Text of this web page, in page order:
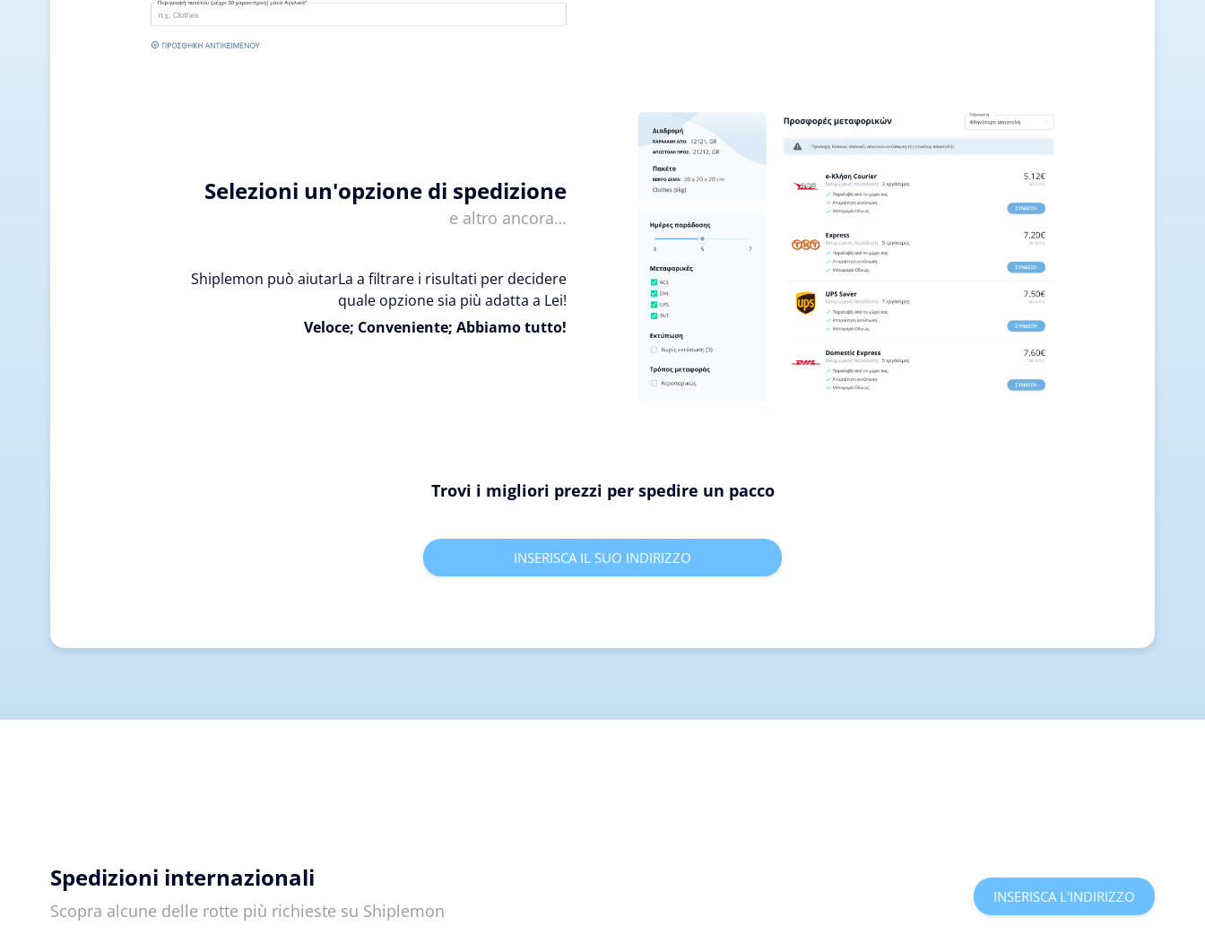
Selezioni un'opzione di spedizione
e altro ancora…
Shiplemon può aiutarLa a filtrare i risultati per decidere
quale opzione sia più adatta a Lei!
Veloce; Conveniente; Abbiamo tutto!
Trovi i migliori prezzi per spedire un pacco
INSERISCA IL SUO INDIRIZZO
Spedizioni internazionali
Scopra alcune delle rotte più richieste su Shiplemon
INSERISCA L'INDIRIZZO